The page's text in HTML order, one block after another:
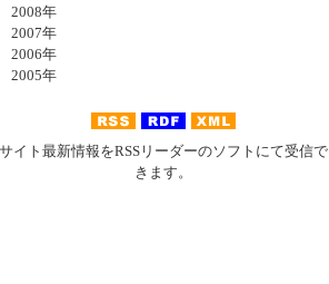
2008年
2007年
2006年
2005年
サイト最新情報をRSSリーダーのソフトにて受信で
きます。